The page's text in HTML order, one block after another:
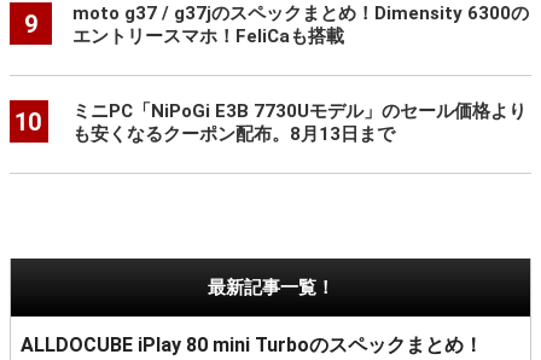
9
moto g37 / g37jのスペックまとめ！Dimensity 6300の
エントリースマホ！FeliCaも搭載
10
ミニPC「NiPoGi E3B 7730Uモデル」のセール価格より
も安くなるクーポン配布。8月13日まで
最新記事一覧！
ALLDOCUBE iPlay 80 mini Turboのスペックまとめ！